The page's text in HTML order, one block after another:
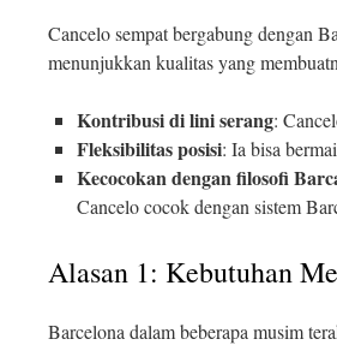
Cancelo sempat bergabung dengan
menunjukkan kualitas yang
Kontribusi di lini serang:
Fleksibilitas posisi: Ia bisa
Kecocokan dengan filosofi
Cancelo cocok dengan sistem
Alasan 1: Kebutuhan
Barcelona dalam beberapa musim